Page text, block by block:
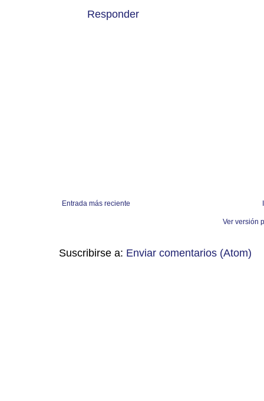
Responder
Entrada más reciente
Ver versión
Suscribirse a: Enviar comentarios (Atom)